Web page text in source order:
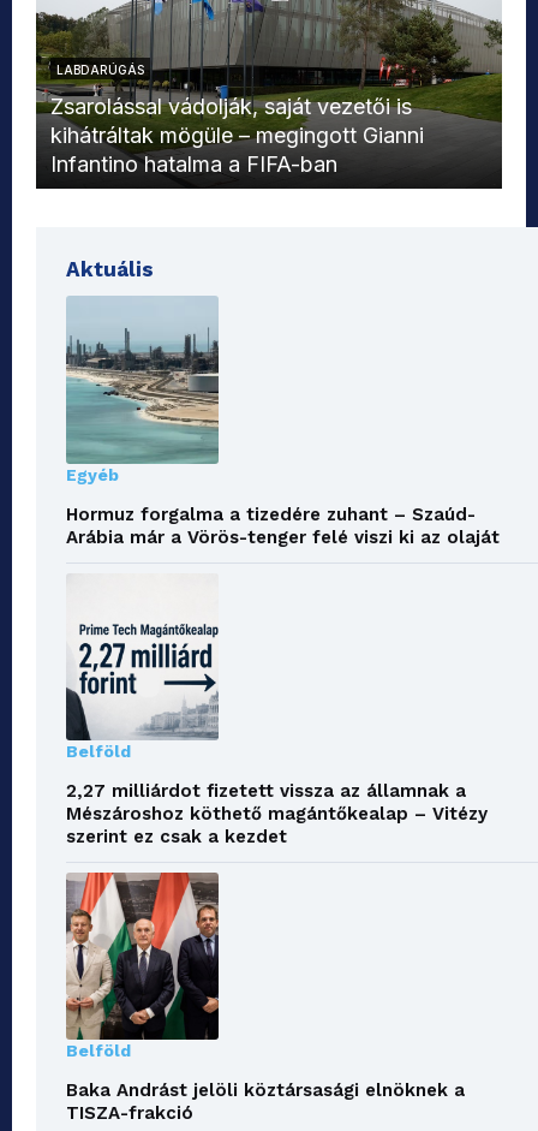
LABDARÚGÁS
Zsarolással vádolják, saját vezetői is
kihátráltak mögüle – megingott Gianni
Infantino hatalma a FIFA-ban
Aktuális
Egyéb
Hormuz forgalma a tizedére zuhant – Szaúd-
Arábia már a Vörös-tenger felé viszi ki az olaját
Belföld
2,27 milliárdot fizetett vissza az államnak a
Mészároshoz köthető magántőkealap – Vitézy
szerint ez csak a kezdet
Belföld
Baka Andrást jelöli köztársasági elnöknek a
TISZA-frakció